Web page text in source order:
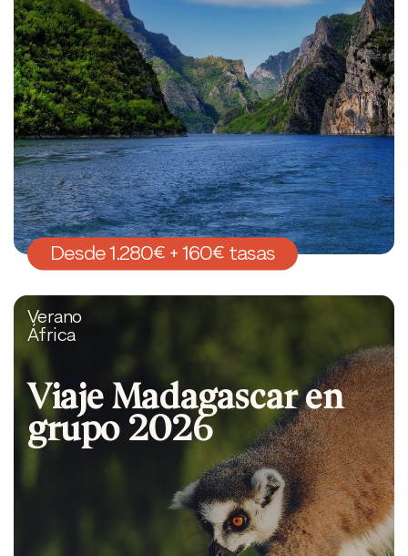
Desde 1.280€ + 160€ tasas
Verano
África
Viaje Madagascar en
grupo 2026